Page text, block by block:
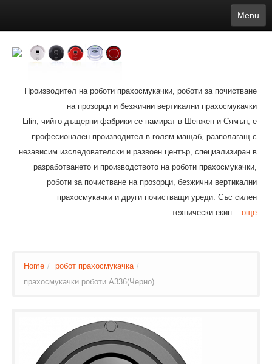
Menu
Deutsch
Português 日本語
Suomi
Hrvatski Română Mongolian bāṅlā Norsk
Türkçe
india Tiếng Việt
íslenska
Estonia Bulgarian Ukrainian Slovenčina
Производител на роботи прахосмукачки, роботи за почистване
на прозорци и безжични вертикални прахосмукачки
Lilin, чийто дъщерни фабрики се намират в Шенжен и Сямън, е
професионален производител в голям мащаб, разполагащ с
независим изследователски и развоен център, специализиран в
разработването и производството на роботи прахосмукачки,
роботи за почистване на прозорци, безжични вертикални
прахосмукачки и други почистващи уреди. Със силен
технически екип... още
Home / робот прахосмукачка /
прахосмукачки роботи A336(Черно)